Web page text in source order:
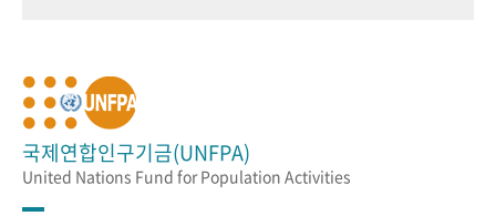
국제연합인구기금(UNFPA)
United Nations Fund for Population Activities